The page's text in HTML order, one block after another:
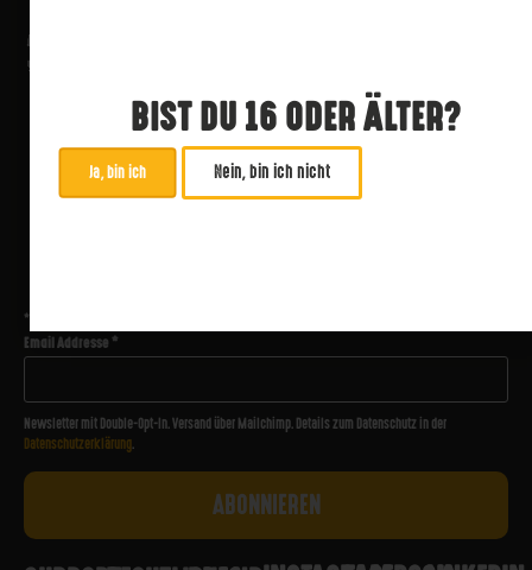
*
Email Addresse*
Newsletter mit Double-Opt-In. Versand über Mailchimp. Details zum Datenschutz in der
Datenschutzerklärung.
BIST DU 16 ODER ÄLTER?
Ja, bin ich Nein, bin ich nicht